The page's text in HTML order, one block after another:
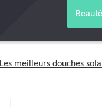
Beauté
Les meilleurs douches